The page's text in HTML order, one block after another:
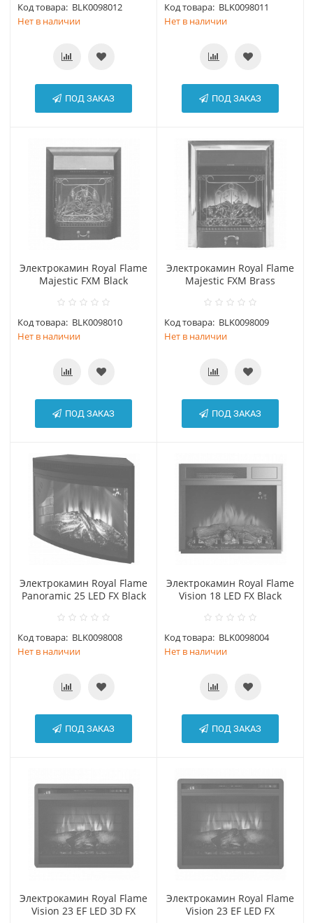
Код товара: BLK0098012
Нет в наличии
ПОД ЗАКАЗ
Код товара: BLK0098011
Нет в наличии
ПОД ЗАКАЗ
Электрокамин Royal Flame
Majestic FXM Black
Код товара: BLK0098010
Нет в наличии
ПОД ЗАКАЗ
Электрокамин Royal Flame
Majestic FXM Brass
Код товара: BLK0098009
Нет в наличии
ПОД ЗАКАЗ
Электрокамин Royal Flame
Panoramic 25 LED FX Black
Код товара: BLK0098008
Нет в наличии
ПОД ЗАКАЗ
Электрокамин Royal Flame
Vision 18 LED FX Black
Код товара: BLK0098004
Нет в наличии
ПОД ЗАКАЗ
Электрокамин Royal Flame
Vision 23 EF LED 3D FX
Электрокамин Royal Flame
Vision 23 EF LED FX